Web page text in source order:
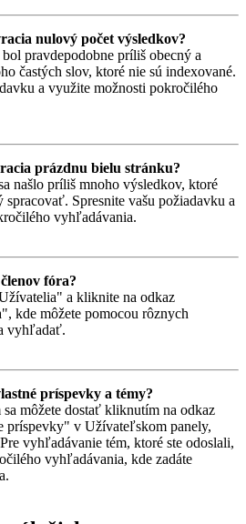
nulový počet výsledkov?
pravdepodobne príliš obecný a
častých slov, ktoré nie sú indexované.
a využite možnosti pokročilého
prázdnu bielu stránku?
našlo príliš mnoho výsledkov, ktoré
spracovať. Spresnite vašu požiadavku a
vyhľadávania.
fóra?
a kliknite na odkaz
kde môžete pomocou rôznych
vyhľadať.
príspevky a témy?
môžete dostať kliknutím na odkaz
v Užívateľskom panely,
vyhľadávanie tém, ktoré ste odoslali,
vyhľadávania, kde zadáte